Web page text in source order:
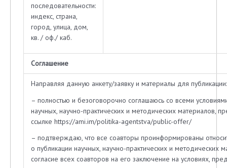
последовательности:
индекс, страна,
город, улица, дом,
кв. / оф./ каб.
Соглашение
Направляя данную анкету/заявку и материалы для публикации:
– полностью и безоговорочно соглашаюсь со всеми
научных, научно-практических и методических материалов,
ссылке https://ami.im/politika-agentstva/public-offer/
– подтверждаю, что все соавторы проинформированы
о публикации научных, научно-практических и методических
согласие всех соавторов на его заключение на условиях,